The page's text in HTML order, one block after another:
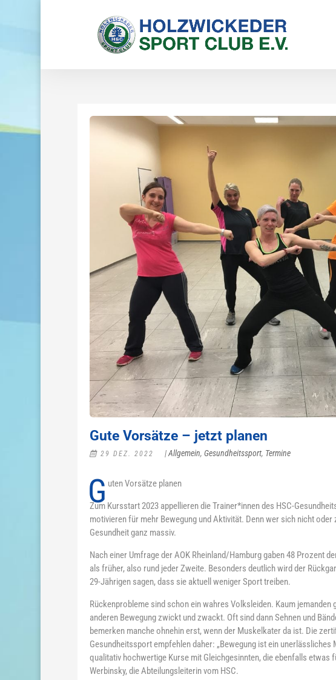
Gute Vorsätze – jetzt planen
29 DEZ. 2022 |Allgemein, Gesundheitssport, Termine
G uten Vorsätze planen
Zum Kursstart 2023 appellieren die Trainer*innen des HSC-
motivieren für mehr Bewegung und Aktivität. Denn wer sich nicht
Gesundheit ganz massiv.
Nach einer Umfrage der AOK Rheinland/Hamburg gaben 48 Prozent
als früher, also rund jeder Zweite. Besonders deutlich wird der
29-Jährigen sagen, dass sie aktuell weniger Sport treiben.
Rückenprobleme sind schon ein wahres Volksleiden. Kaum jemanden
anderen Bewegung zwickt und zwackt. Oft sind dann Sehnen und
bemerken manche ohnehin erst, wenn der Muskelkater da ist. Die
Gesundheitssport empfehlen daher: „Bewegung ist ein unerlässliches
qualitativ hochwertige Kurse mit Gleichgesinnten, die ebenfalls etwas
Werbinsky, die Abteilungsleiterin vom HSC.